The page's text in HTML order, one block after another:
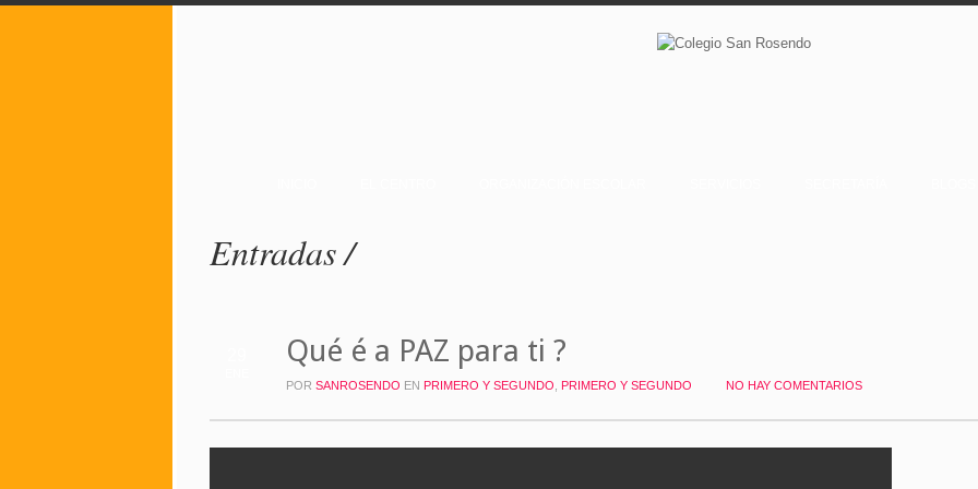
Entradas /
Qué é a PAZ para ti ?
POR SANROSENDO EN PRIMERO Y SEGUNDO PRIMERO Y SEGUNDO NO HAY COMENTARIOS